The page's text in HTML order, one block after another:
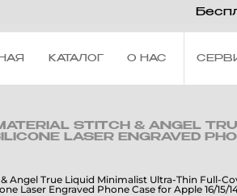
КАТАЛОГ О НАС
STITCH & ANGEL
LASER ENGRAVED